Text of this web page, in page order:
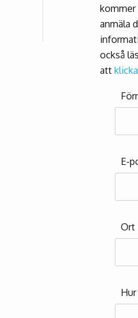
kommer
anmäla
också
att
E-
Ort